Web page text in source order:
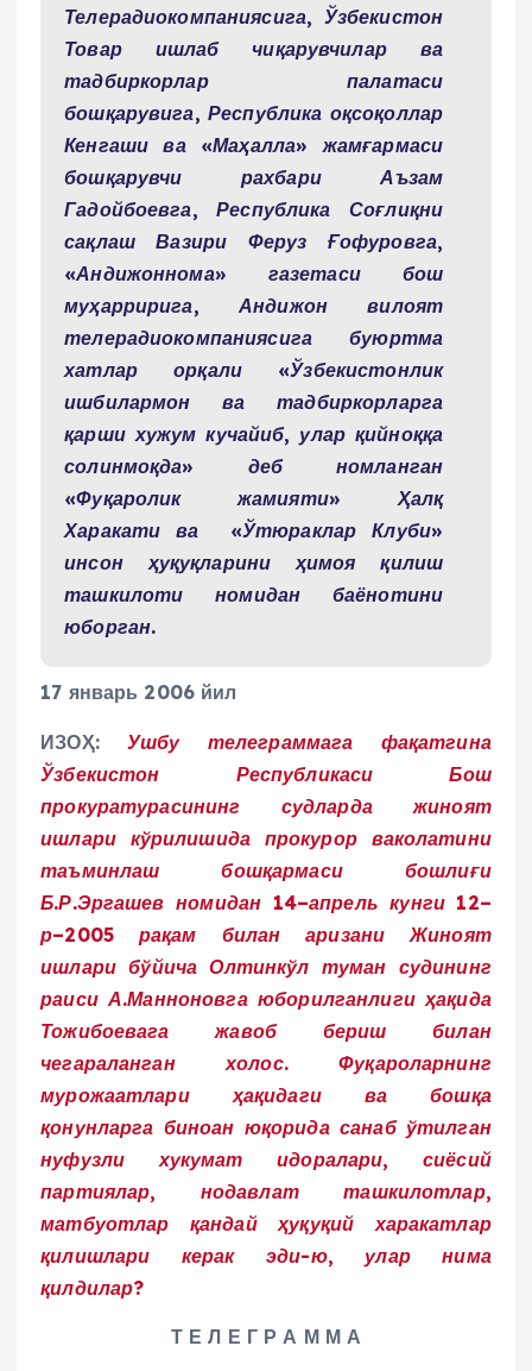
Телерадиокомпаниясига, Ўзбекистон
Товар ишлаб чиқарувчилар ва
тадбиркорлар палатаси
бошқарувига, Республика оқсоқоллар
Кенгаши ва «Маҳалла» жамғармаси
бошқарувчи рахбари Аъзам
Гадойбоевга, Республика Соғлиқни
сақлаш Вазири Феруз Ғофуровга,
«Андижоннома» газетаси бош
муҳарририга, Андижон вилоят
телерадиокомпаниясига буюртма
хатлар орқали «Ўзбекистонлик
ишбилармон ва тадбиркорларга
қарши хужум кучайиб, улар қийноққа
солинмоқда» деб номланган
«Фуқаролик жамияти» Ҳалқ
Харакати ва «Ўтюраклар Клуби»
инсон ҳуқуқларини ҳимоя қилиш
ташкилоти номидан баёнотини
юборган.
17 январь 2006 йил
ИЗОҲ: Ушбу телеграммага фақатгина
Ўзбекистон Республикаси Бош
прокуратурасининг судларда жиноят
ишлари кўрилишида прокурор ваколатини
таъминлаш бошқармаси бошлиғи
Б.Р.Эргашев номидан 14–апрель кунги 12–
р–2005 рақам билан аризани Жиноят
ишлари бўйича Олтинкўл туман судининг
раиси А.Манноновга юборилганлиги ҳақида
Тожибоевага жавоб бериш билан
чегараланган холос. Фуқароларнинг
мурожаатлари ҳақидаги ва бошқа
қонунларга биноан юқорида санаб ўтилган
нуфузли хукумат идоралари, сиёсий
партиялар, нодавлат ташкилотлар,
матбуотлар қандай ҳуқуқий харакатлар
қилишлари керак эди-ю, улар нима
қилдилар?
Т Е Л Е Г Р А М М А